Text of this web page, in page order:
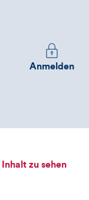
Melden
Sie
sehen
Anmelden
zu sehen